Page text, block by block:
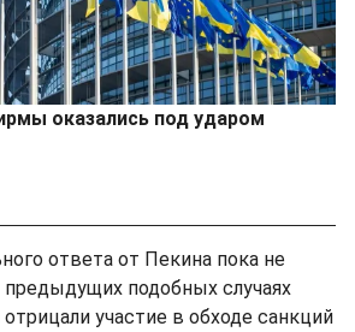
оказались под ударом
ответа от Пекина пока не
предыдущих подобных случаях
участие в обходе санкций